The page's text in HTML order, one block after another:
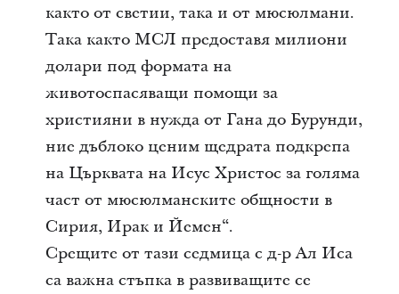
както от светии, така и от мюсюлмани.
Така както МСЛ предоставя милиони
долари под формата на
животоспасяващи помощи за
християни в нужда от Гана до Бурунди,
ние дъблоко ценим щедрата подкрепа
на Църквата на Исус Христос за голяма
част от мюсюлманските общности в
Сирия, Ирак и Йемен“.
Срещите от тази седмица с д-р Ал Иса
са важна стъпка в развиващите се